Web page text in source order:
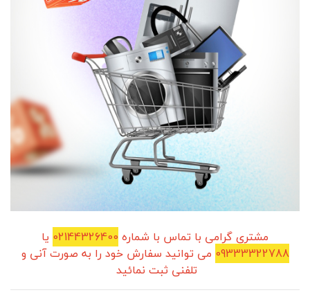
مشتری گرامی با تماس با شماره 02144326400 یا
09333322788 می توانید سفارش خود را به صورت آنی و
تلفنی ثبت نمائید